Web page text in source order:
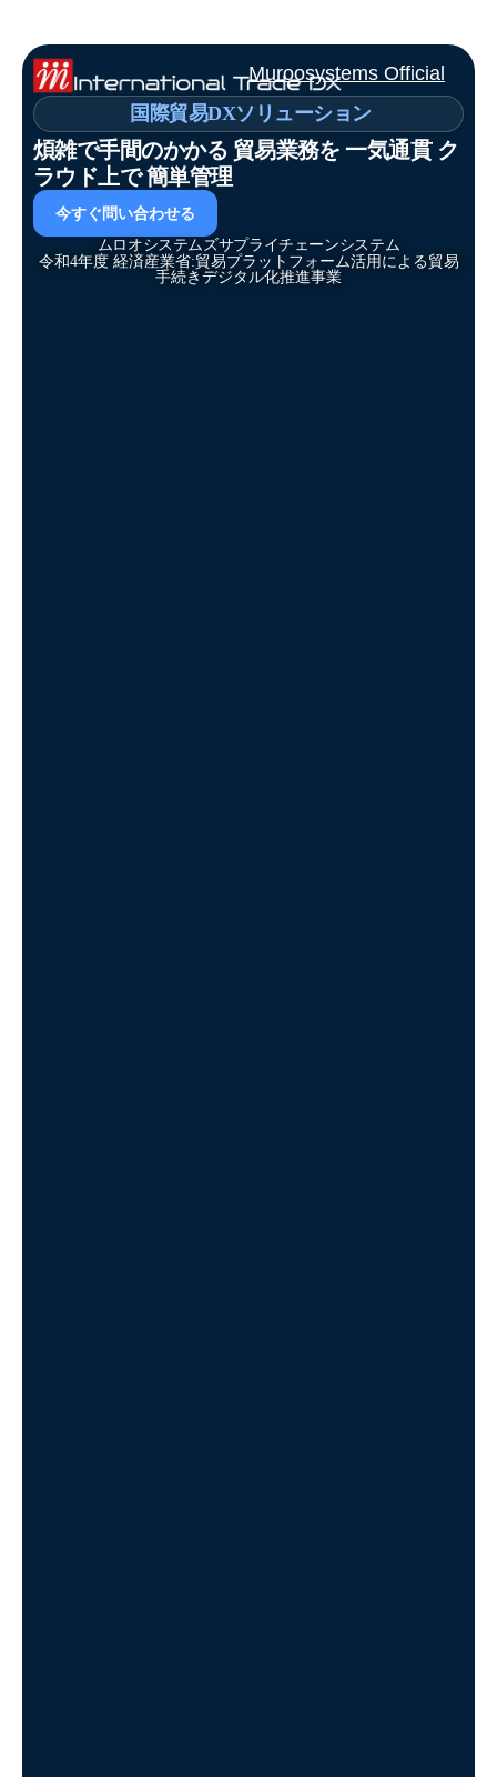
Muroosystems Official
国際貿易DXソリューション
煩雑で手間のかかる 貿易業務を 一気通貫 ク
ラウド上で 簡単管理
今すぐ問い合わせる
ムロオシステムズサプライチェーンシステム
令和4年度 経済産業省:貿易プラットフォーム活用による貿易
手続きデジタル化推進事業